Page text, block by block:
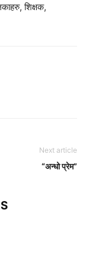
शिक्षक,
Next article
“अन्धो प्रेम”